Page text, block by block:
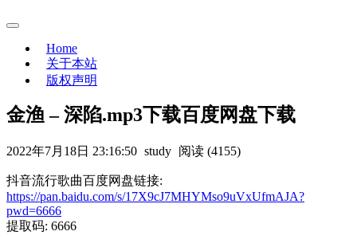
Home
关于本站
版权声明
金渔 – 深陷.mp3下载百度网盘下载
2022年7月18日 23:16:50 study 阅读 (4155)
抖音流行歌曲百度网盘链接:
https://pan.baidu.com/s/17X9cJ7MHYMso9uVxUfmAJA?
pwd=6666
提取码: 6666